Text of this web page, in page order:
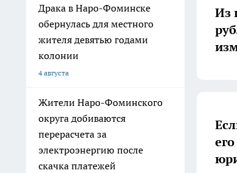
Драка в Наро-Фоминске
обернулась для местного
жителя девятью годами
колонии
4 августа
Жители Наро-Фоминского
округа добиваются
перерасчета за
электроэнергию после
скачка платежей
Из